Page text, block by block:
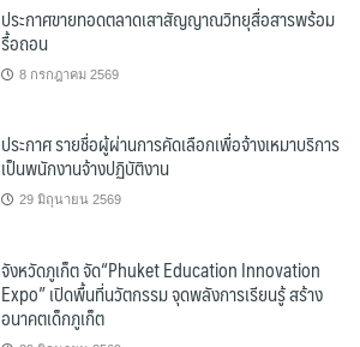
ประกาศขายทอดตลาดเสาสัญญาณวิทยุสื่อสารพร้อม
รื้อถอน
8 กรกฎาคม 2569
ประกาศ รายชื่อผู้ผ่านการคัดเลือกเพื่อจ้างเหมาบริการ
เป็นพนักงานจ้างปฏิบัติงาน
29 มิถุนายน 2569
จังหวัดภูเก็ต จัด“Phuket Education Innovation
Expo” เปิดพื้นที่นวัตกรรม จุดพลังการเรียนรู้ สร้าง
อนาคตเด็กภูเก็ต